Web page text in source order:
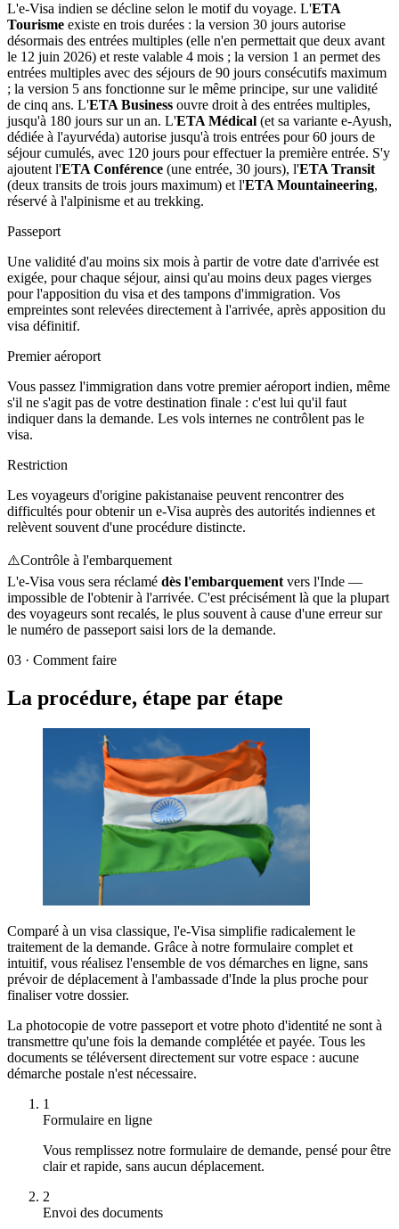
L'e-Visa indien se décline selon le motif du voyage. L'ETA
Tourisme existe en trois durées : la version 30 jours autorise
désormais des entrées multiples (elle n'en permettait que deux avant
le 12 juin 2026) et reste valable 4 mois ; la version 1 an permet des
entrées multiples avec des séjours de 90 jours consécutifs maximum
; la version 5 ans fonctionne sur le même principe, sur une validité
de cinq ans. L'ETA Business ouvre droit à des entrées multiples,
jusqu'à 180 jours sur un an. L'ETA Médical (et sa variante e-Ayush,
dédiée à l'ayurvéda) autorise jusqu'à trois entrées pour 60 jours de
séjour cumulés, avec 120 jours pour effectuer la première entrée. S'y
ajoutent l'ETA Conférence (une entrée, 30 jours), l'ETA Transit
(deux transits de trois jours maximum) et l'ETA Mountaineering,
réservé à l'alpinisme et au trekking.
Passeport
Une validité d'au moins six mois à partir de votre date d'arrivée est
exigée, pour chaque séjour, ainsi qu'au moins deux pages vierges
pour l'apposition du visa et des tampons d'immigration. Vos
empreintes sont relevées directement à l'arrivée, après apposition du
visa définitif.
Premier aéroport
Vous passez l'immigration dans votre premier aéroport indien, même
s'il ne s'agit pas de votre destination finale : c'est lui qu'il faut
indiquer dans la demande. Les vols internes ne contrôlent pas le
visa.
Restriction
Les voyageurs d'origine pakistanaise peuvent rencontrer des
difficultés pour obtenir un e-Visa auprès des autorités indiennes et
relèvent souvent d'une procédure distincte.
⚠️Contrôle à l'embarquement
L'e-Visa vous sera réclamé dès l'embarquement vers l'Inde —
impossible de l'obtenir à l'arrivée. C'est précisément là que la plupart
des voyageurs sont recalés, le plus souvent à cause d'une erreur sur
le numéro de passeport saisi lors de la demande.
03 · Comment faire
La procédure, étape par étape
Comparé à un visa classique, l'e-Visa simplifie radicalement le
traitement de la demande. Grâce à notre formulaire complet et
intuitif, vous réalisez l'ensemble de vos démarches en ligne, sans
prévoir de déplacement à l'ambassade d'Inde la plus proche pour
finaliser votre dossier.
La photocopie de votre passeport et votre photo d'identité ne sont à
transmettre qu'une fois la demande complétée et payée. Tous les
documents se téléversent directement sur votre espace : aucune
démarche postale n'est nécessaire.
1
Formulaire en ligne
Vous remplissez notre formulaire de demande, pensé pour être
clair et rapide, sans aucun déplacement.
2
Envoi des documents